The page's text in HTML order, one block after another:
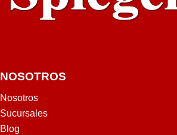
DE
EP
LIA
MS
GA
LO
NOSOTROS
Nosotros
Sucursales
Blog